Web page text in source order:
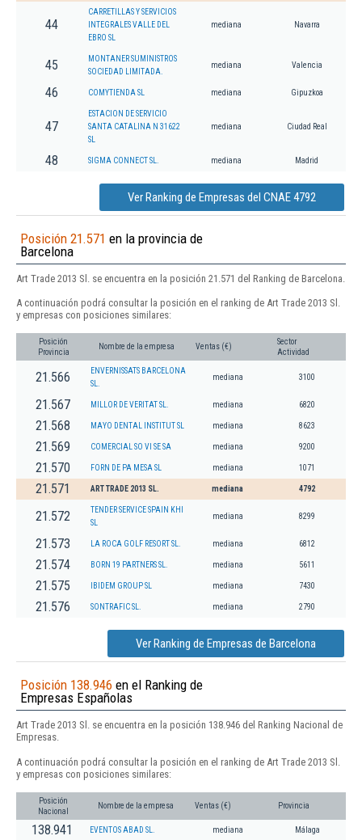
44
CARRETILLAS Y SERVICIOS
INTEGRALES VALLE DEL
EBRO SL
mediana Navarra
45
MONTANER SUMINISTROS
SOCIEDAD LIMITADA.
mediana Valencia
46 COMYTIENDA SL mediana Gipuzkoa
47
ESTACION DE SERVICIO
SANTA CATALINA N 31622
SL
mediana Ciudad Real
48 SIGMA CONNECT SL. mediana Madrid
Ver Ranking de Empresas del CNAE 4792
Posición 21.571 en la provincia de
Barcelona
Art Trade 2013 Sl. se encuentra en la posición 21.571 del Ranking de Barcelona.
A continuación podrá consultar la posición en el ranking de Art Trade 2013 Sl.
y empresas con posiciones similares:
Posición
Provincia
Nombre de la empresa Ventas (€)
Sector
Actividad
21.566
ENVERNISSATS BARCELONA
SL.
mediana 3100
21.567 MILLOR DE VERITAT SL. mediana 6820
21.568 MAYO DENTAL INSTITUT SL mediana 8623
21.569 COMERCIAL SO VI SE SA mediana 9200
21.570 FORN DE PA MESA SL mediana 1071
21.571 ART TRADE 2013 SL. mediana 4792
21.572
TENDER SERVICE SPAIN KHI
SL
mediana 8299
21.573 LA ROCA GOLF RESORT SL. mediana 6812
21.574 BORN 19 PARTNERS SL. mediana 5611
21.575 IBIDEM GROUP SL mediana 7430
21.576 SONTRAFIC SL. mediana 2790
Ver Ranking de Empresas de Barcelona
Posición 138.946 en el Ranking de
Empresas Españolas
Art Trade 2013 Sl. se encuentra en la posición 138.946 del Ranking Nacional de
Empresas.
A continuación podrá consultar la posición en el ranking de Art Trade 2013 Sl.
y empresas con posiciones similares:
Posición
Nacional
Nombre de la empresa Ventas (€) Provincia
138.941 EVENTOS ABAD SL. mediana Málaga